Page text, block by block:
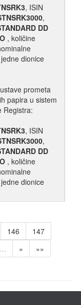
, ISIN
,
DD
, količine
dionice
prometa
papira u sistem
Registra:
, ISIN
,
DD
, količine
dionice
146
147
… » »»